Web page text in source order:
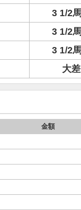
3 1/2
3 1/2
3 1/2
大差
金額